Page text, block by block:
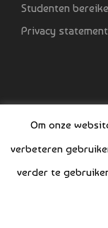
Studenten
Privacy
© COPYRIGHT SI
Om onze
verbeteren
verder te